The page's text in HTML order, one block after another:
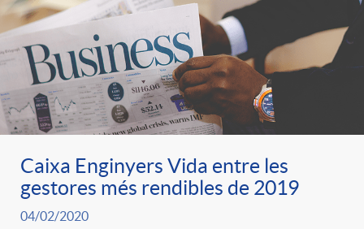
Caixa Enginyers Vida entre les
gestores més rendibles de 2019
04/02/2020